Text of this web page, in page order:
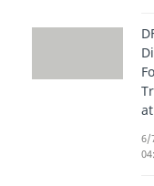
6/